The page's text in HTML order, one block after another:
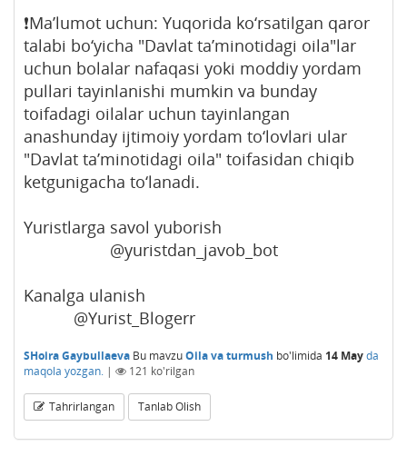
❗️Ma’lumot uchun: Yuqorida ko‘rsatilgan qaror
talabi bo‘yicha "Davlat ta’minotidagi oila"lar
uchun bolalar nafaqasi yoki moddiy yordam
pullari tayinlanishi mumkin va bunday
toifadagi oilalar uchun tayinlangan
anashunday ijtimoiy yordam to‘lovlari ular
"Davlat ta’minotidagi oila" toifasidan chiqib
ketgunigacha to‘lanadi.
Yuristlarga savol yuborish
@yuristdan_javob_bot
Kanalga ulanish
@Yurist_Blogerr
SHoira Gaybullaeva Bu mavzuOila va turmush bo'limida 14 Mayda
maqola yozgan. | 121 ko'rilgan
Tahrirlangan Tanlab Olish